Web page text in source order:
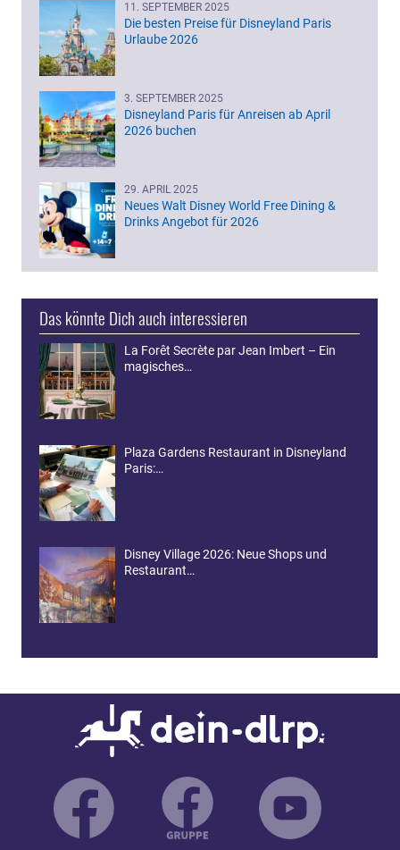
11. SEPTEMBER 2025
Die besten Preise für Disneyland Paris
Urlaube 2026
3. SEPTEMBER 2025
Disneyland Paris für Anreisen ab April
2026 buchen
29. APRIL 2025
Neues Walt Disney World Free Dining &
Drinks Angebot für 2026
Das könnte Dich auch interessieren
La Forêt Secrète par Jean Imbert – Ein
magisches…
Plaza Gardens Restaurant in Disneyland
Paris:…
Disney Village 2026: Neue Shops und
Restaurant…